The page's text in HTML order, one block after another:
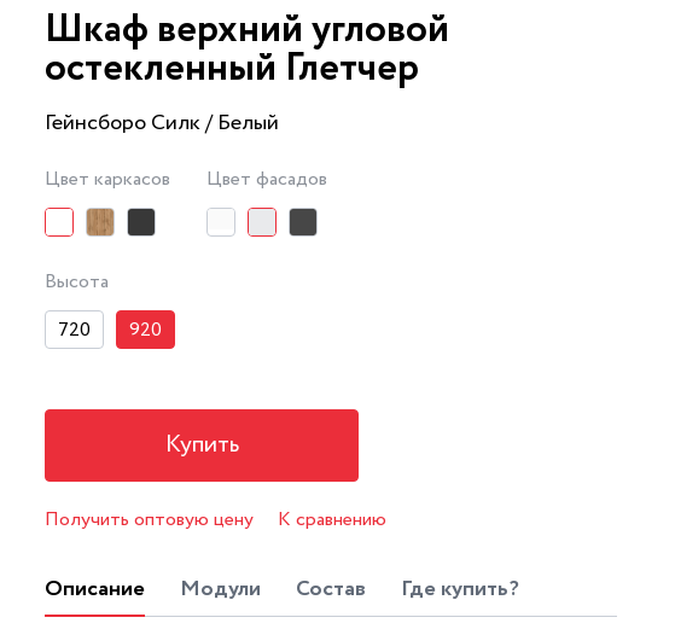
Шкаф верхний угловой
остекленный Глетчер
Гейнсборо Силк / Белый
Цвет каркасов Цвет фасадов
Высота
720
920
Купить
Получить оптовую цену К сравнению
Описание Модули Состав Где купить?